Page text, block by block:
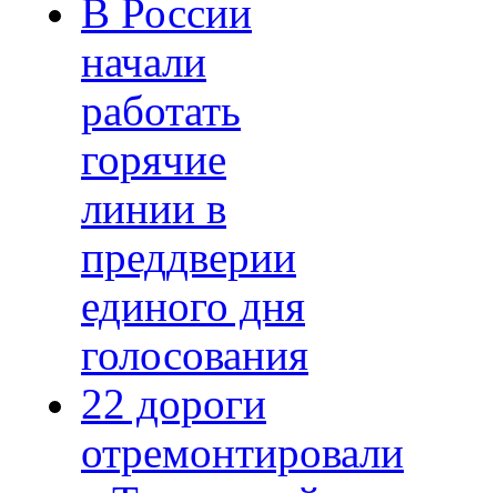
В России
начали
работать
горячие
линии в
преддверии
единого дня
голосования
22 дороги
отремонтировали